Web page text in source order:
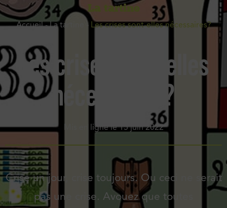
La tartine
Accueil-La tartine - Les crises sont-elles nécessaires?
Les crises sont-elles
nécessaires?
Mis en ligne le 15 juin 2022
Crise un jour, crise toujours. Ou ceci ne serait
pas une crise. Avouez que toutes